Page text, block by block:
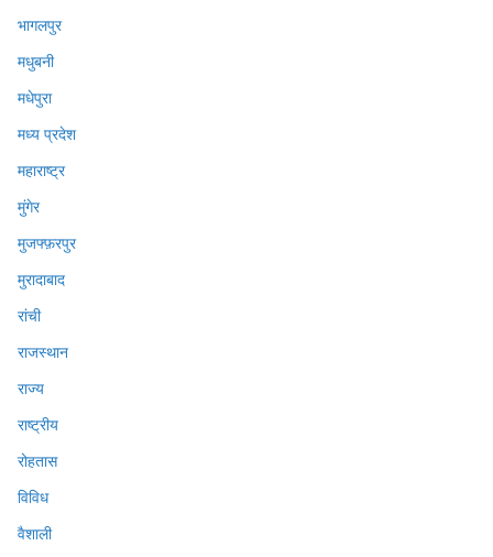
भागलपुर
मधुबनी
मधेपुरा
मध्य प्रदेश
महाराष्ट्र
मुंगेर
मुजफ्फ़रपुर
मुरादाबाद
रांची
राजस्थान
राज्य
राष्ट्रीय
रोहतास
विविध
वैशाली